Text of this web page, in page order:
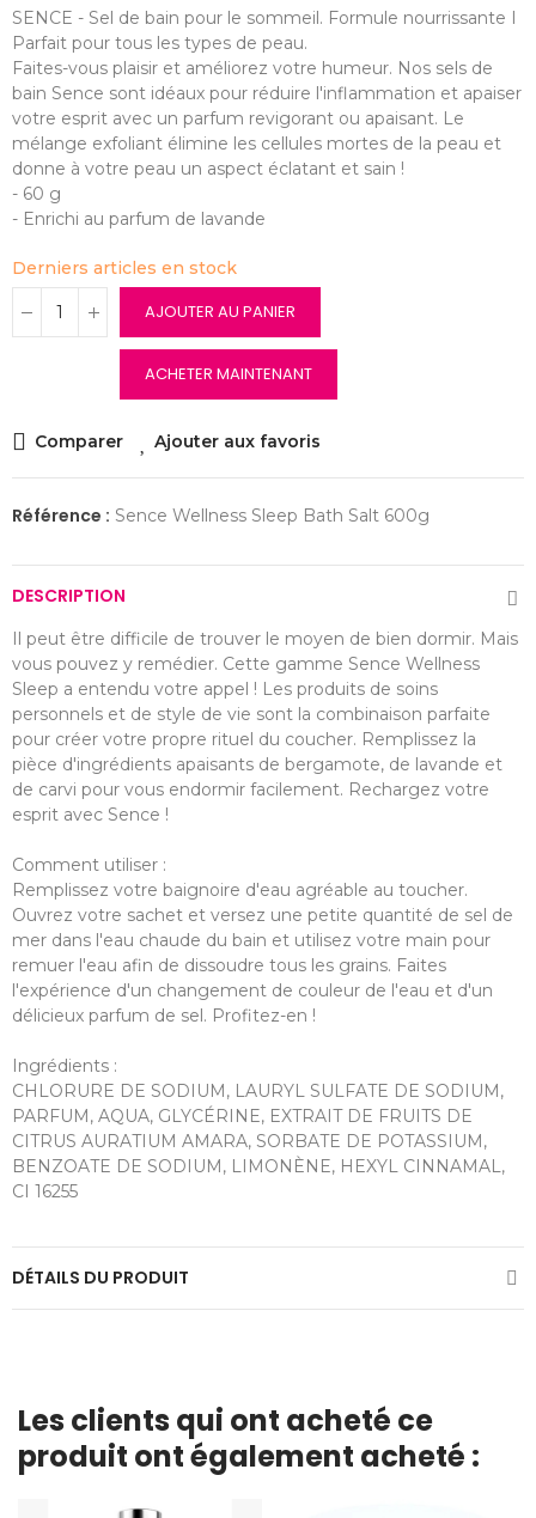
SENCE - Sel de bain pour le sommeil. Formule nourrissante I
Parfait pour tous les types de peau.
Faites-vous plaisir et améliorez votre humeur. Nos sels de
bain Sence sont idéaux pour réduire l'inflammation et apaiser
votre esprit avec un parfum revigorant ou apaisant. Le
mélange exfoliant élimine les cellules mortes de la peau et
donne à votre peau un aspect éclatant et sain !
- 60 g
- Enrichi au parfum de lavande
Derniers articles en stock
AJOUTER AU PANIER
ACHETER MAINTENANT
Comparer Ajouter aux favoris
Référence : Sence Wellness Sleep Bath Salt 600g
DESCRIPTION
Il peut être difficile de trouver le moyen de bien dormir. Mais
vous pouvez y remédier. Cette gamme Sence Wellness
Sleep a entendu votre appel ! Les produits de soins
personnels et de style de vie sont la combinaison parfaite
pour créer votre propre rituel du coucher. Remplissez la
pièce d'ingrédients apaisants de bergamote, de lavande et
de carvi pour vous endormir facilement. Rechargez votre
esprit avec Sence !
Comment utiliser :
Remplissez votre baignoire d'eau agréable au toucher.
Ouvrez votre sachet et versez une petite quantité de sel de
mer dans l'eau chaude du bain et utilisez votre main pour
remuer l'eau afin de dissoudre tous les grains. Faites
l'expérience d'un changement de couleur de l'eau et d'un
délicieux parfum de sel. Profitez-en !
Ingrédients :
CHLORURE DE SODIUM, LAURYL SULFATE DE SODIUM,
PARFUM, AQUA, GLYCÉRINE, EXTRAIT DE FRUITS DE
CITRUS AURATIUM AMARA, SORBATE DE POTASSIUM,
BENZOATE DE SODIUM, LIMONÈNE, HEXYL CINNAMAL,
CI 16255
DÉTAILS DU PRODUIT
Les clients qui ont acheté ce
produit ont également acheté :